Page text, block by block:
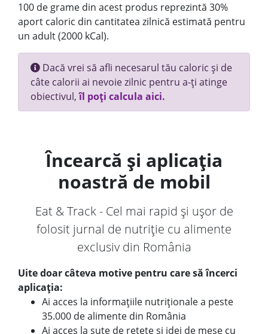
100 de grame din acest produs reprezintă 30%
aport caloric din cantitatea zilnică estimată pentru
un adult (2000 kCal).
Dacă vrei să afli necesarul tău caloric și de
câte calorii ai nevoie zilnic pentru a-ți atinge
obiectivul,îl poți calcula aici.
Încearcă și aplicația
noastră de mobil
Eat & Track - Cel mai rapid și ușor de
folosit jurnal de nutriție cu alimente
exclusiv din România
Uite doar câteva motive pentru care să încerci
aplicația:
Ai acces la informațiile nutriționale a peste
35.000 de alimente din România
Ai acces la sute de rețete și idei de mese cu